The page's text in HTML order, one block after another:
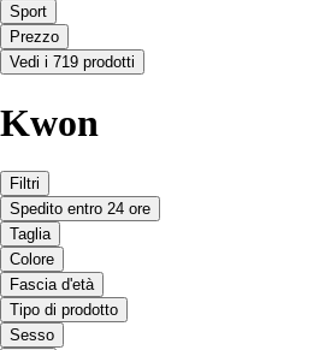
Sport
Prezzo
Vedi i 719 prodotti
Kwon
Filtri
Spedito entro 24 ore
Taglia
Colore
Fascia d'età
Tipo di prodotto
Sesso